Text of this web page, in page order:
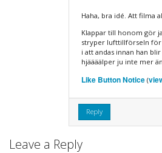
Haha, bra idé. Att filma
Klappar till honom gör
stryper lufttillförseln för
i att andas innan han
hjäääälper ju inte mer
Like Button Notice(
Reply
Leave a Reply